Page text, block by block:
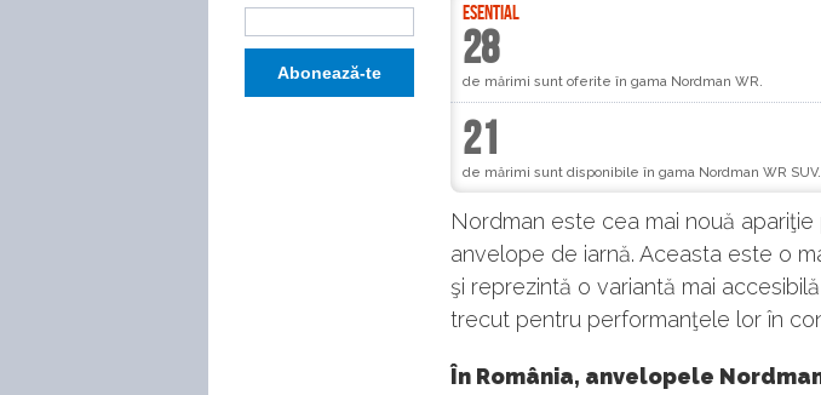
ESENTIAL
28
de mărimi sunt oferite în gama Nordman WR.
21
de mărimi sunt disponibile în gama Nordman WR SUV.
Nordman este cea mai nouă
anvelope de iarnă. Aceasta este o
şi reprezintă o variantă mai
trecut pentru performanţele lor în
În România, anvelopele